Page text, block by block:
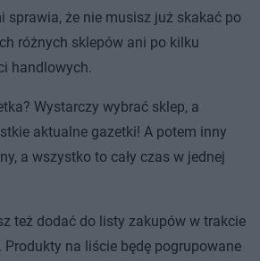
sprawia, że nie musisz już skakać po
różnych sklepów ani po kilku
handlowych.
Wystarczy wybrać sklep, a
aktualne gazetki! A potem inny
a wszystko to cały czas w jednej
też dodać do listy zakupów w trakcie
na liście będę pogrupowane